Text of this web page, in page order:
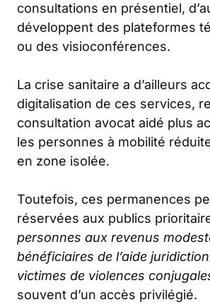
consultations en présentiel,
développent des plateformes
ou des visioconférences.
La crise sanitaire a d’ailleurs
digitalisation de ces services,
consultation avocat aidé plus
les personnes à mobilité
en zone isolée.
Toutefois, ces permanences
réservées aux publics
personnes aux revenus
bénéficiaires de l’aide
victimes de violences
souvent d’un accès privilégié.